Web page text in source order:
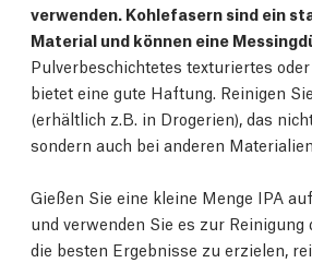
verwenden. Kohlefasern sind ein
Material und können eine
Pulverbeschichtetes texturiertes
bietet eine gute Haftung. Reinigen
(erhältlich z.B. in Drogerien), das
sondern auch bei anderen
Gießen Sie eine kleine Menge IPA
und verwenden Sie es zur Reinigung
die besten Ergebnisse zu erzielen,